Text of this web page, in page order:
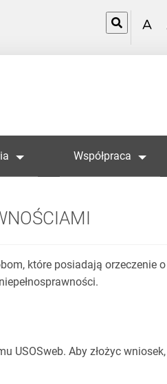
Współpraca
które posiadają orzeczenie
USOSweb. Aby złożyc